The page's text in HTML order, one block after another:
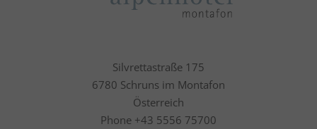
Silvrettastraße 175
6780 Schruns im Montafon
Österreich
Phone +43 5556 75700